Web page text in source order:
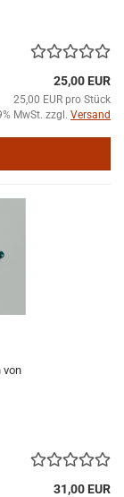
25,00 EUR
25,00 EUR pro Stück
MwSt. zzgl. Versand
von
31,00 EUR